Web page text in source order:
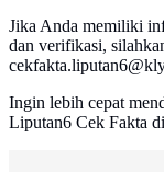
Jika Anda memiliki
dan verifikasi,
Ingin lebih cepat
Liputan6 Cek Fakta